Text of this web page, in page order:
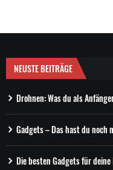
NEUSTE BEITRÄGE
Drohnen: Was du als
Gadgets – Das hast du noch
Die besten Gadgets für